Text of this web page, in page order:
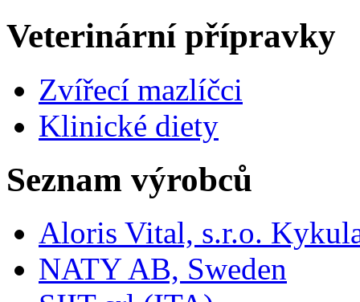
Veterinární přípravky
Zvířecí mazlíčci
Klinické diety
Seznam výrobců
Aloris Vital, s.r.o.
NATY AB, Sweden